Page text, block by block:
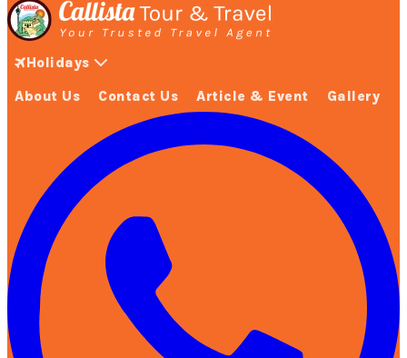
Holidays
About Us Contact Us Article & Event Gallery